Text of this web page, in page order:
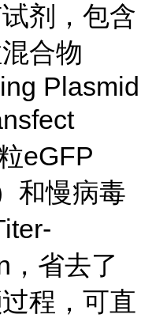
剂，包含
合物
Plasmid
eGFP
和慢病毒
，省去了
程，可直